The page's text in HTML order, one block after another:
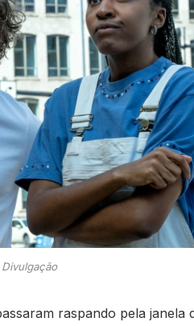
Divulgação
raspando pela janela